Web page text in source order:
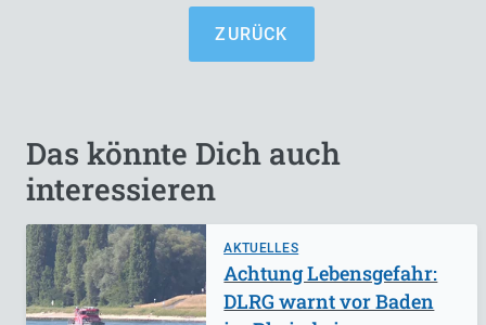
ZURÜCK
Das könnte Dich auch
interessieren
AKTUELLES
Achtung Lebensgefahr:
DLRG warnt vor Baden